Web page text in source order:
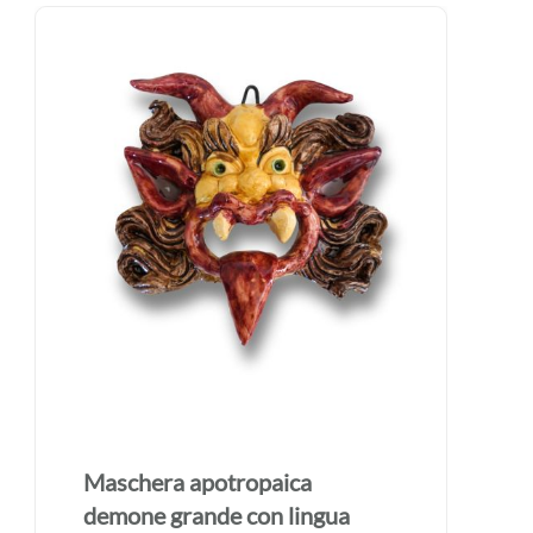
Maschera apotropaica
demone grande con lingua